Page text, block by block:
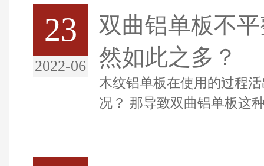
23
2022-06
双曲铝单板不
然如此之多？
木纹铝单板在使用的过程
况？ 那导致双曲铝单板这种情况发生的原因是什